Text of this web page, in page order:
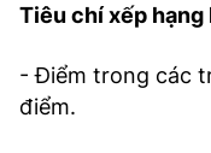
Tiêu chí xếp
- Điểm trong các
điểm.